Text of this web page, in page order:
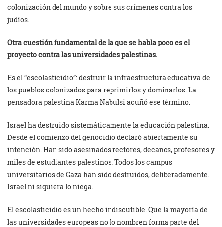
colonización del mundo y sobre sus crímenes contra los
judíos.
Otra cuestión fundamental de la que se habla poco es el
proyecto contra las universidades palestinas.
Es el “escolasticidio”: destruir la infraestructura educativa de
los pueblos colonizados para reprimirlos y dominarlos. La
pensadora palestina Karma Nabulsi acuñó ese término.
Israel ha destruido sistemáticamente la educación palestina.
Desde el comienzo del genocidio declaró abiertamente su
intención. Han sido asesinados rectores, decanos, profesores y
miles de estudiantes palestinos. Todos los campus
universitarios de Gaza han sido destruidos, deliberadamente.
Israel ni siquiera lo niega.
El escolasticidio es un hecho indiscutible. Que la mayoría de
las universidades europeas no lo nombren forma parte del